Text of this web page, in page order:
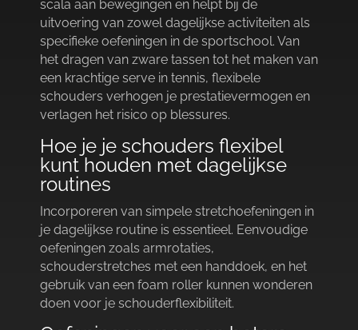
scala aan bewegingen en helpt bij de
uitvoering van zowel dagelijkse activiteiten als
specifieke oefeningen in de sportschool.​ Van
het dragen van zware tassen tot het maken van
een krachtige serve in tennis, flexibele
schouders verhogen je prestatievermogen en
verlagen het risico op blessures.​
Hoe je je schouders flexibel
kunt houden met dagelijkse
routines
Incorporeren van simpele stretchoefeningen in
je dagelijkse routine is essentieel.​ Eenvoudige
oefeningen zoals armrotaties,
schouderstretches met een handdoek, en het
gebruik van een foam roller kunnen wonderen
doen voor je schouderflexibiliteit.​